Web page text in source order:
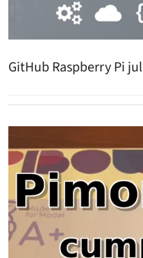
GitHub Raspberry Pi